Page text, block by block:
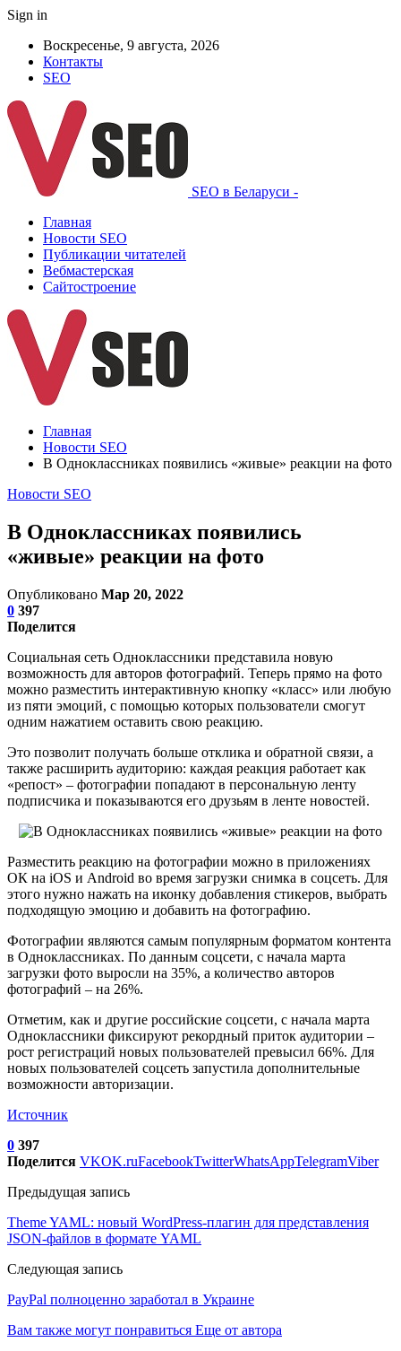
Sign in
Воскресенье, 9 августа, 2026
Контакты
SEO
SEO в Беларуси -
Главная
Новости SEO
Публикации читателей
Вебмастерская
Сайтостроение
Главная
Новости SEO
В Одноклассниках появились «живые» реакции на фото
Новости SEO
В Одноклассниках появились
«живые» реакции на фото
Опубликовано Мар 20, 2022
0 397
Поделится
Социальная сеть Одноклассники представила новую
возможность для авторов фотографий. Теперь прямо на фото
можно разместить интерактивную кнопку «класс» или любую
из пяти эмоций, с помощью которых пользователи смогут
одним нажатием оставить свою реакцию.
Это позволит получать больше отклика и обратной связи, а
также расширить аудиторию: каждая реакция работает как
«репост» – фотографии попадают в персональную ленту
подписчика и показываются его друзьям в ленте новостей.
Разместить реакцию на фотографии можно в приложениях
ОК на iOS и Android во время загрузки снимка в соцсеть. Для
этого нужно нажать на иконку добавления стикеров, выбрать
подходящую эмоцию и добавить на фотографию.
Фотографии являются самым популярным форматом контента
в Одноклассниках. По данным соцсети, с начала марта
загрузки фото выросли на 35%, а количество авторов
фотографий – на 26%.
Отметим, как и другие российские соцсети, с начала марта
Одноклассники фиксируют рекордный приток аудитории –
рост регистраций новых пользователей превысил 66%. Для
новых пользователей соцсеть запустила дополнительные
возможности авторизации.
Источник
0 397
Поделится VKOK.ruFacebookTwitterWhatsAppTelegramViber
Предыдущая запись
Theme YAML: новый WordPress-плагин для представления
JSON-файлов в формате YAML
Следующая запись
PayPal полноценно заработал в Украине
Вам также могут понравиться Еще от автора